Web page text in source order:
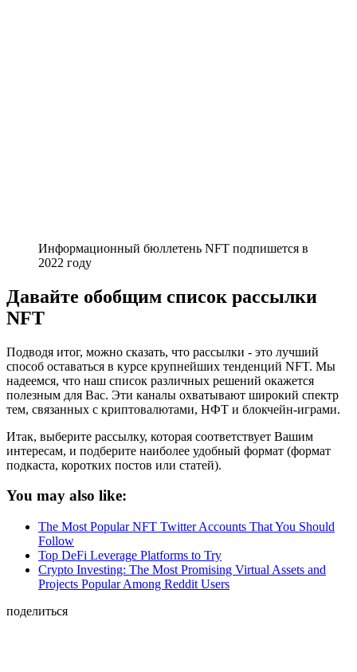
Информационный бюллетень NFT подпишется в
2022 году
Давайте обобщим список рассылки
NFT
Подводя итог, можно сказать, что рассылки - это лучший
способ оставаться в курсе крупнейших тенденций NFT. Мы
надеемся, что наш список различных решений окажется
полезным для Вас. Эти каналы охватывают широкий спектр
тем, связанных с криптовалютами, НФТ и блокчейн-играми.
Итак, выберите рассылку, которая соответствует Вашим
интересам, и подберите наиболее удобный формат (формат
подкаста, коротких постов или статей).
You may also like:
The Most Popular NFT Twitter Accounts That You Should
Follow
Top DeFi Leverage Platforms to Try
Crypto Investing: The Most Promising Virtual Assets and
Projects Popular Among Reddit Users
поделиться